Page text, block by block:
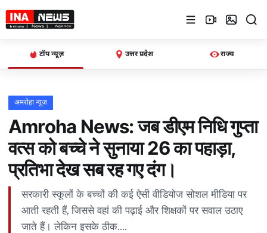
टॉप न्यूज़ उत्तर प्रदेश राज्य
मेन्यू×
होम
उत्तर
प्रदेश
Advertise
with Us
राज्य
अमरोहा न्यूज़
Amroha News: जब डीएम निधि गुप्ता
वत्स को बच्चे ने सुनाया 26 का पहाड़ा,
प्रतिभा देख सब रह गए दंग।
सरकारी स्कूलों के बच्चों की कई ऐसी वीडियोज सोशल मीडिया पर
आती रहती हैं, जिससे वहां की पढ़ाई और शिक्षकों पर सवाल उठाए
जाते हैं। लेकिन इसके ठीक....